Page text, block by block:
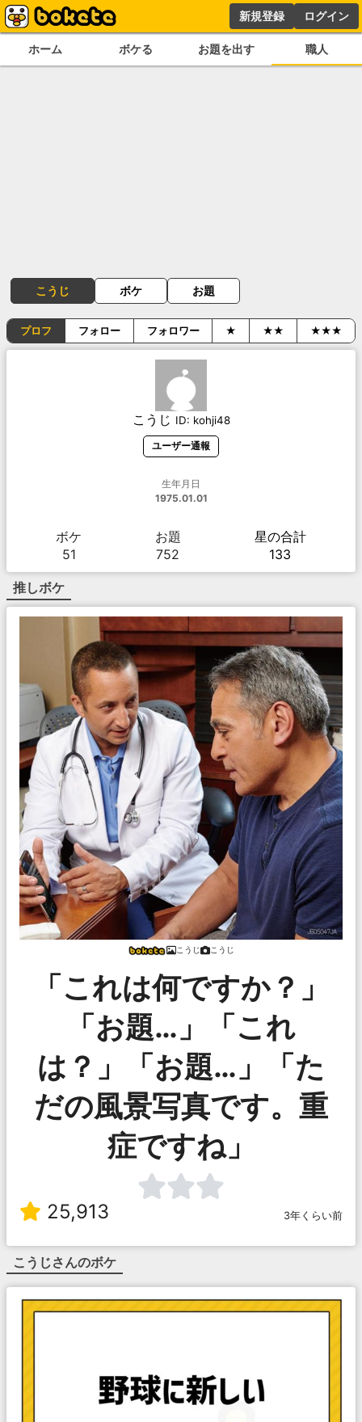
新規登録 ログイン
ホーム ボケる お題を出す 職人
こうじ ボケ お題
プロフ フォロー フォロワー ★ ★★ ★★★
こうじ ID: kohji48
ユーザー通報
生年月日
1975.01.01
ボケ
51
お題
752
星の合計
133
推しボケ
こうじ こうじ
「これは何ですか？」
「お題…」「これ
は？」「お題…」「た
だの風景写真です。重
症ですね」
25,913 3年くらい前
こうじさんのボケ